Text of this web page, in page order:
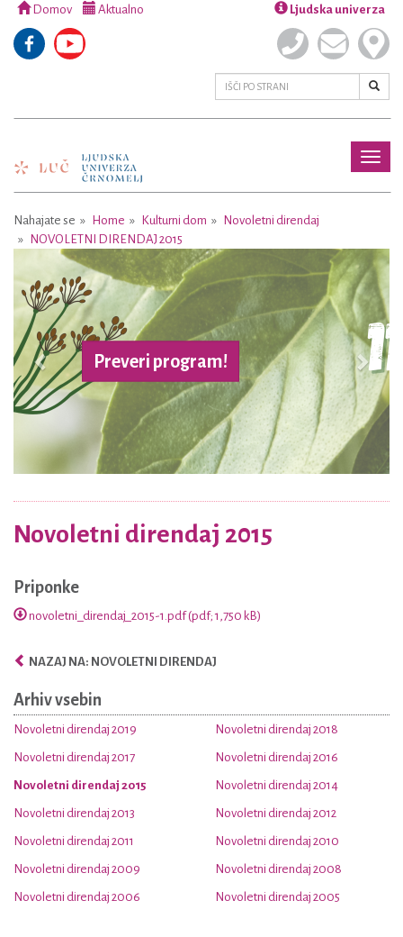
Domov Aktualno Ljudska univerza
Nahajate se Home Kulturni dom
Novoletni direndaj
NOVOLETNI DIRENDAJ 2015
Preveri program!
Previous Next
Novoletni direndaj 2015
Priponke
novoletni_direndaj_2015-1.pdf (pdf; 1,750 kB)
NAZAJ NA: NOVOLETNI DIRENDAJ
Arhiv vsebin
Novoletni direndaj 2019 Novoletni direndaj 2018
Novoletni direndaj 2017 Novoletni direndaj 2016
Novoletni direndaj 2015 Novoletni direndaj 2014
Novoletni direndaj 2013 Novoletni direndaj 2012
Novoletni direndaj 2011 Novoletni direndaj 2010
Novoletni direndaj 2009 Novoletni direndaj 2008
Novoletni direndaj 2006 Novoletni direndaj 2005